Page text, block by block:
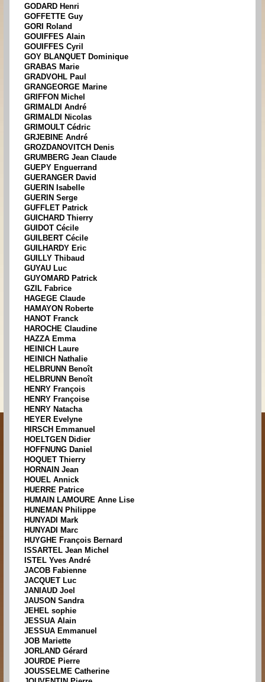
GODARD Henri
GOFFETTE Guy
GORI Roland
GOUIFFES Alain
GOUIFFES Cyril
GOY BLANQUET Dominique
GRABAS Marie
GRADVOHL Paul
GRANGEORGE Marine
GRIFFON Michel
GRIMALDI André
GRIMALDI Nicolas
GRIMOULT Cédric
GRJEBINE André
GROZDANOVITCH Denis
GRUMBERG Jean Claude
GUEPY Enguerrand
GUERANGER David
GUERIN Isabelle
GUERIN Serge
GUFFLET Patrick
GUICHARD Thierry
GUIDOT Cécile
GUILBERT Cécile
GUILHARDY Eric
GUILLY Thibaud
GUYAU Luc
GUYOMARD Patrick
GZIL Fabrice
HAGEGE Claude
HAMAYON Roberte
HANOT Franck
HAROCHE Claudine
HAZZA Emma
HEINICH Laure
HEINICH Nathalie
HELBRUNN Benoît
HELBRUNN Benoît
HENRY François
HENRY Françoise
HENRY Natacha
HEYER Evelyne
HIRSCH Emmanuel
HOELTGEN Didier
HOFFNUNG Daniel
HOQUET Thierry
HORNAIN Jean
HOUEL Annick
HUERRE Patrice
HUMAIN LAMOURE Anne Lise
HUNEMAN Philippe
HUNYADI Mark
HUNYADI Marc
HUYGHE François Bernard
ISSARTEL Jean Michel
ISTEL Yves André
JACOB Fabienne
JACQUET Luc
JANIAUD Joel
JAUSON Sandra
JEHEL sophie
JESSUA Alain
JESSUA Emmanuel
JOB Mariette
JORLAND Gérard
JOURDE Pierre
JOUSSELME Catherine